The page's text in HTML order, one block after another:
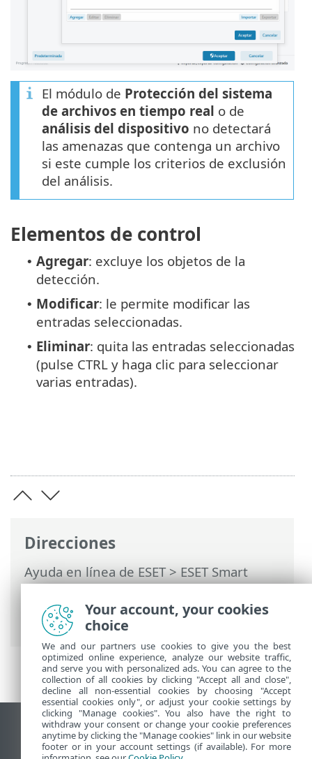
Direcciones
Ayuda en línea de ESET>ESET Smart
Security Premium>Configuración
avanzada
>Análisis>Exclusiones>
Exclusiones de rendimiento
El módulo de Protección del sistema
de archivos en tiempo real o de
análisis del dispositivo no detectará
las amenazas que contenga un archivo
si este cumple los criterios de exclusión
del análisis.
Elementos de control
• Agregar: excluye los objetos de la
detección.
• Modificar: le permite modificar las
entradas seleccionadas.
• Eliminar: quita las entradas seleccionadas
(pulse CTRL y haga clic para seleccionar
varias entradas).
Ver sitio para ordenador
End of Life
Your account, your cookies
choice
We and our partners use cookies to give you the best
optimized online experience, analyze our website traffic,
and serve you with personalized ads. You can agree to the
collection of all cookies by clicking "Accept all and close",
decline all non-essential cookies by choosing "Accept
essential cookies only", or adjust your cookie settings by
clicking "Manage cookies". You also have the right to
withdraw your consent or change your cookie preferences
anytime by clicking the "Manage cookies" link in our website
footer or in your account settings (if available). For more